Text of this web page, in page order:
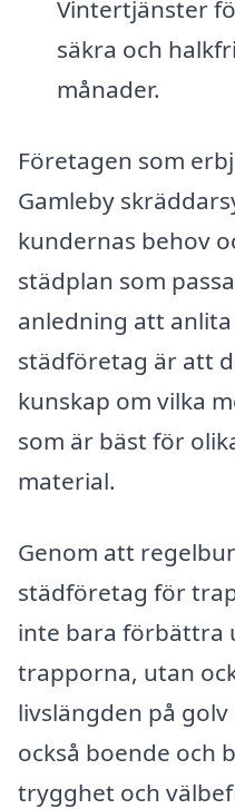
Vintertjänster
säkra och
månader.
Företagen som
Gamleby
kundernas behov
städplan som
anledning att
städföretag är att
kunskap om vilka
som är bäst för
material.
Genom att
städföretag för
inte bara förbättra
trapporna, utan
livslängden på
också boende och
trygghet och